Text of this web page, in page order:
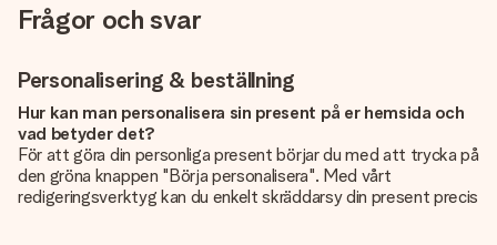
Frågor och svar
Personalisering & beställning
Hur kan man personalisera sin present på er hemsida och
vad betyder det?
För att göra din personliga present börjar du med att trycka på
den gröna knappen "Börja personalisera". Med vårt
redigeringsverktyg kan du enkelt skräddarsy din present precis